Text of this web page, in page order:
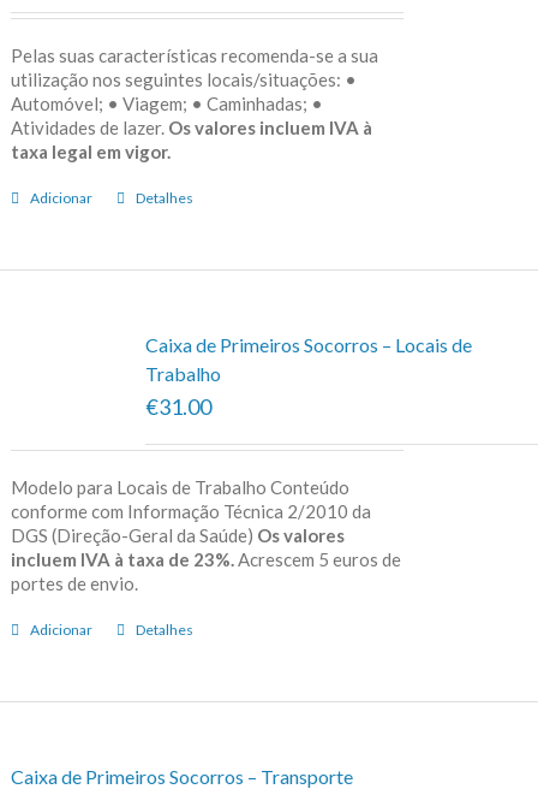
Pelas suas características recomenda-se a sua
utilização nos seguintes locais/situações: •
Automóvel; • Viagem; • Caminhadas; •
Atividades de lazer. Os valores incluem IVA à
taxa legal em vigor.
Adicionar Detalhes
Caixa de Primeiros Socorros – Locais de
Trabalho
€31.00
Modelo para Locais de Trabalho Conteúdo
conforme com Informação Técnica 2/2010 da
DGS (Direção-Geral da Saúde) Os valores
incluem IVA à taxa de 23%. Acrescem 5 euros de
portes de envio.
Adicionar Detalhes
Caixa de Primeiros Socorros – Transporte